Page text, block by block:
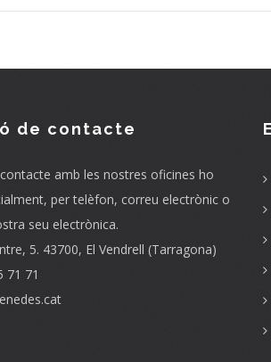
de contacte
amb les nostres oficines ho
per telèfon, correu electrònic o
seu electrònica.
5. 43700, El Vendrell (Tarragona)
71 71